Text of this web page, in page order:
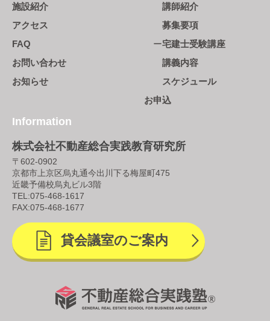
施設紹介
アクセス
FAQ
お問い合わせ
お知らせ
講師紹介
募集要項
宅建士受験講座
講義内容
スケジュール
お申込
Information
株式会社不動産総合実践教育研究所
〒602-0902
京都市上京区烏丸通今出川下る梅屋町475
近畿予備校烏丸ビル3階
TEL:075-468-1617
FAX:075-468-1677
貸会議室のご案内